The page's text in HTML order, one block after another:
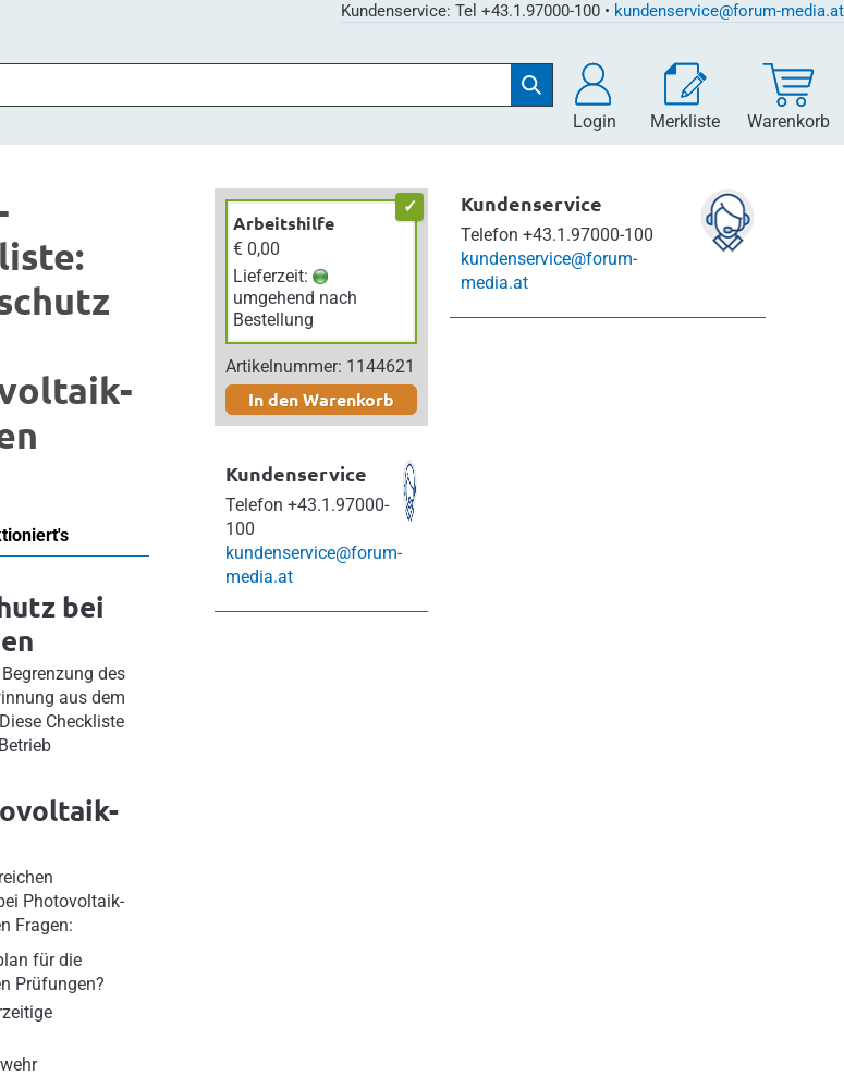
Kundenservice: Tel +43.1.97000-100 • kundenservice@forum-media.at
Login Merkliste Warenkorb
Arbeitshilfe
€ 0,00
Lieferzeit:
umgehend nach
Bestellung
Artikelnummer: 1144621
In den Warenkorb
Kundenservice
Telefon +43.1.97000-
100
kundenservice@forum-
media.at
bei
des
aus dem
Checkliste
Photovoltaik-
Fragen:
für die
Prüfungen?
Kundenservice
Telefon +43.1.97000-100
kundenservice@forum-
media.at